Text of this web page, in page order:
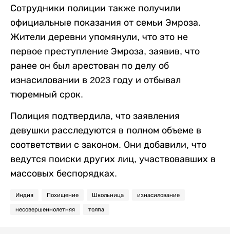
Сотрудники полиции также получили
официальные показания от семьи Эмроза.
Жители деревни упомянули, что это не
первое преступление Эмроза, заявив, что
ранее он был арестован по делу об
изнасиловании в 2023 году и отбывал
тюремный срок.
Полиция подтвердила, что заявления
девушки расследуются в полном объеме в
соответствии с законом. Они добавили, что
ведутся поиски других лиц, участвовавших в
массовых беспорядках.
Индия Похищение Школьница изнасилование
несовершеннолетняя толпа